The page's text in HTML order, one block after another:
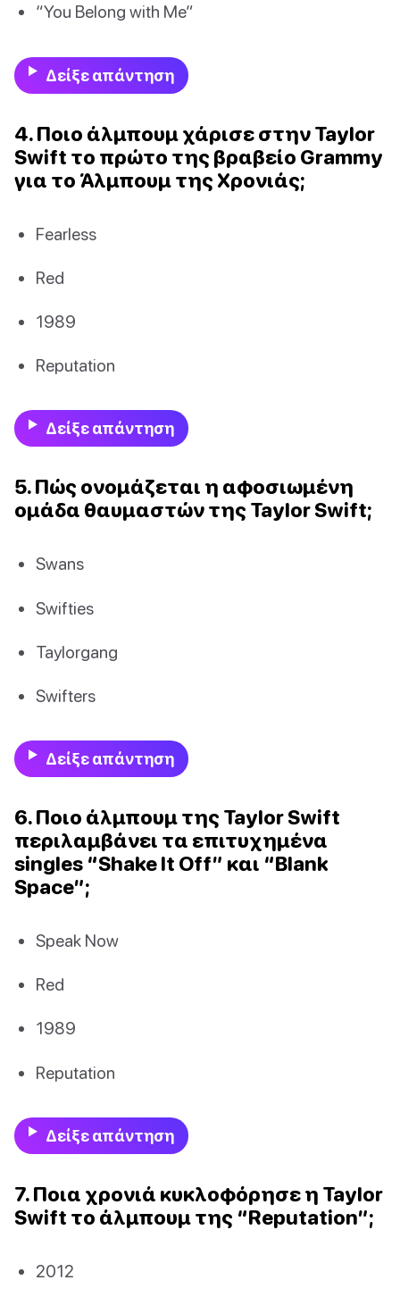
“You Belong with Me”
Δείξε απάντηση
4. Ποιο άλμπουμ χάρισε στην Taylor
Swift το πρώτο της βραβείο Grammy
για το Άλμπουμ της Χρονιάς;
Fearless
Red
1989
Reputation
Δείξε απάντηση
5. Πώς ονομάζεται η αφοσιωμένη
ομάδα θαυμαστών της Taylor Swift;
Swans
Swifties
Taylorgang
Swifters
Δείξε απάντηση
6. Ποιο άλμπουμ της Taylor Swift
περιλαμβάνει τα επιτυχημένα
singles “Shake It Off” και “Blank
Space”;
Speak Now
Red
1989
Reputation
Δείξε απάντηση
7. Ποια χρονιά κυκλοφόρησε η Taylor
Swift το άλμπουμ της “Reputation”;
2012